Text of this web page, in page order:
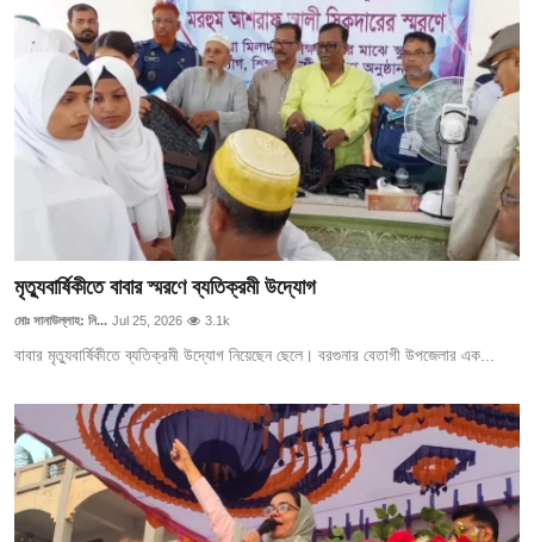
মৃত্যুবার্ষিকীতে বাবার স্মরণে ব্যতিক্রমী উদ্যোগ
মোঃ সানাউল্লাহ: নি... Jul 25, 2026 3.1k
বাবার মৃত্যুবার্ষিকীতে ব্যতিক্রমী উদ্যোগ নিয়েছেন ছেলে। বরগুনার বেতাগী উপজেলার এক...